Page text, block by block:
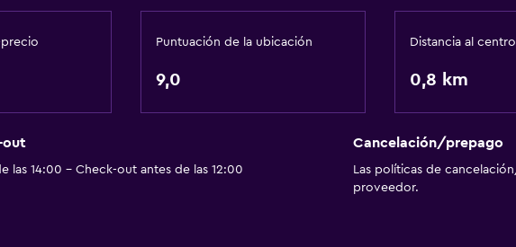
Sistema de
TV de pantalla plana
TV por cable o vía satélite
precio Puntuación de la ubicación
9,0
Distancia al centro
0,8 km
out
las 14:00 - Check-out antes de las 12:00
Cancelación/prepago
Las políticas de
proveedor.